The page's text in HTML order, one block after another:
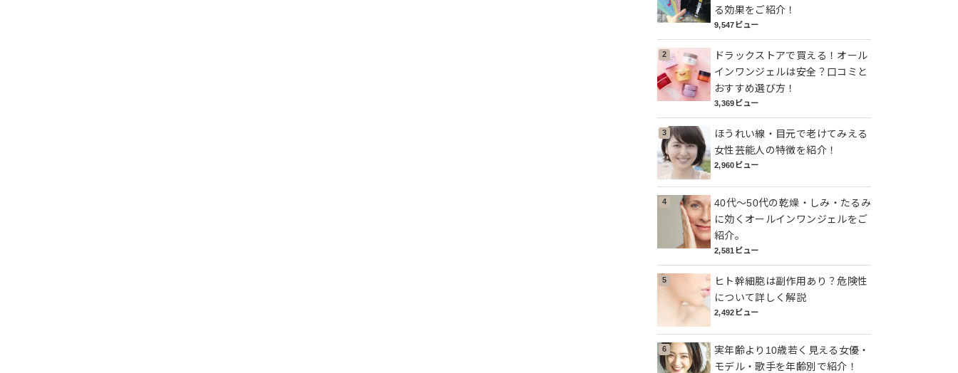
る効果をご紹介！
9,547ビュー
ドラックストアで買える！オール
インワンジェルは安全？口コミと
おすすめ選び方！
3,369ビュー
ほうれい線・目元で老けてみえる
女性芸能人の特徴を紹介！
2,960ビュー
40代～50代の乾燥・しみ・たるみ
に効くオールインワンジェルをご
紹介。
2,581ビュー
ヒト幹細胞は副作用あり？危険性
について詳しく解説
2,492ビュー
実年齢より10歳若く見える女優・
モデル・歌手を年齢別で紹介！